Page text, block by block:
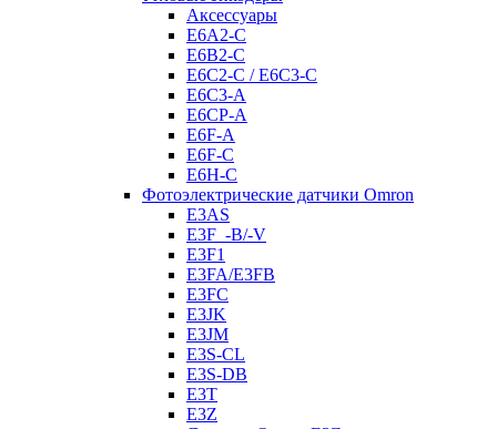
Аксессуары
E6A2-C
E6B2-C
E6C2-C / E6C3-C
E6C3-A
E6CP-A
E6F-A
E6F-C
E6H-C
Фотоэлектрические датчики Omron
E3AS
E3F_-B/-V
E3F1
E3FA/E3FB
E3FC
E3JK
E3JM
E3S-CL
E3S-DB
E3T
E3Z